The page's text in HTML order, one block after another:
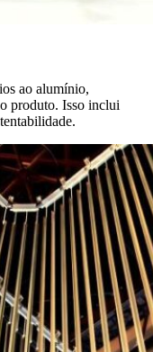
ao alumínio,
produto. Isso inclui